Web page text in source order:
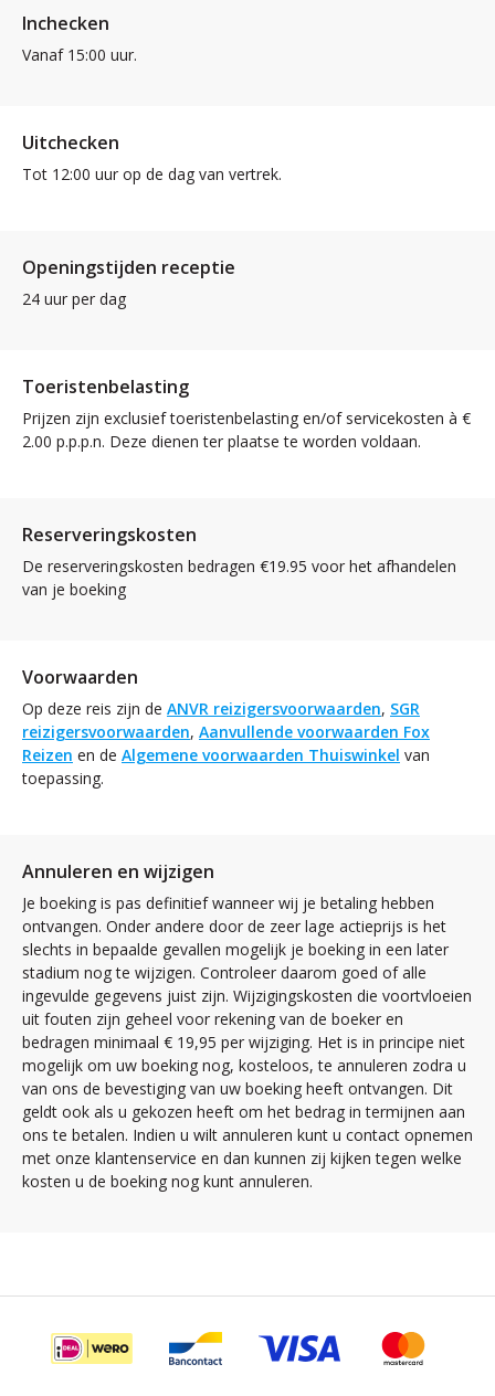
Inchecken
Vanaf 15:00 uur.
Uitchecken
Tot 12:00 uur op de dag van vertrek.
Openingstijden receptie
24 uur per dag
Toeristenbelasting
Prijzen zijn exclusief toeristenbelasting en/of servicekosten à €
2.00 p.p.p.n. Deze dienen ter plaatse te worden voldaan.
Reserveringskosten
De reserveringskosten bedragen €19.95 voor het afhandelen
van je boeking
Voorwaarden
Op deze reis zijn de ANVR reizigersvoorwaarden, SGR
reizigersvoorwaarden, Aanvullende voorwaarden Fox
Reizen en de Algemene voorwaarden Thuiswinkel van
toepassing.
Annuleren en wijzigen
Je boeking is pas definitief wanneer wij je betaling hebben
ontvangen. Onder andere door de zeer lage actieprijs is het
slechts in bepaalde gevallen mogelijk je boeking in een later
stadium nog te wijzigen. Controleer daarom goed of alle
ingevulde gegevens juist zijn. Wijzigingskosten die voortvloeien
uit fouten zijn geheel voor rekening van de boeker en
bedragen minimaal € 19,95 per wijziging. Het is in principe niet
mogelijk om uw boeking nog, kosteloos, te annuleren zodra u
van ons de bevestiging van uw boeking heeft ontvangen. Dit
geldt ook als u gekozen heeft om het bedrag in termijnen aan
ons te betalen. Indien u wilt annuleren kunt u contact opnemen
met onze klantenservice en dan kunnen zij kijken tegen welke
kosten u de boeking nog kunt annuleren.